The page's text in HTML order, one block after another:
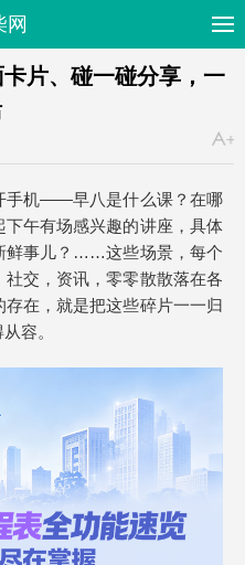
网
片、碰一碰分享，一
手机——早八是什么课？在哪
午有场感兴趣的讲座，具体
鲜事儿？……这些场景，每个
交，资讯，零零散散落在各
在，就是把这些碎片一一归
容。